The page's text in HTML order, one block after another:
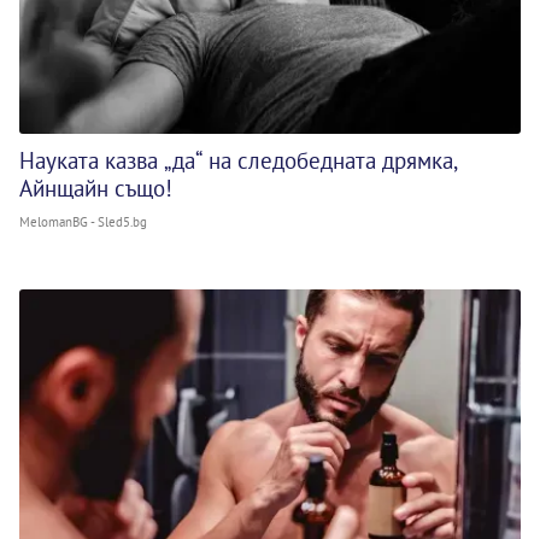
Науката казва „да“ на следобедната дрямка,
Айнщайн също!
MelomanBG - Sled5.bg